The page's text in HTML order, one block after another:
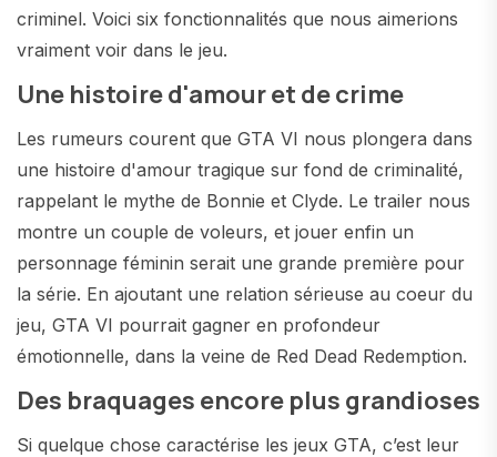
criminel. Voici six fonctionnalités que nous aimerions
vraiment voir dans le jeu.
Une histoire d'amour et de crime
Les rumeurs courent que GTA VI nous plongera dans
une histoire d'amour tragique sur fond de criminalité,
rappelant le mythe de Bonnie et Clyde. Le trailer nous
montre un couple de voleurs, et jouer enfin un
personnage féminin serait une grande première pour
la série. En ajoutant une relation sérieuse au coeur du
jeu, GTA VI pourrait gagner en profondeur
émotionnelle, dans la veine de Red Dead Redemption.
Des braquages encore plus grandioses
Si quelque chose caractérise les jeux GTA, c’est leur